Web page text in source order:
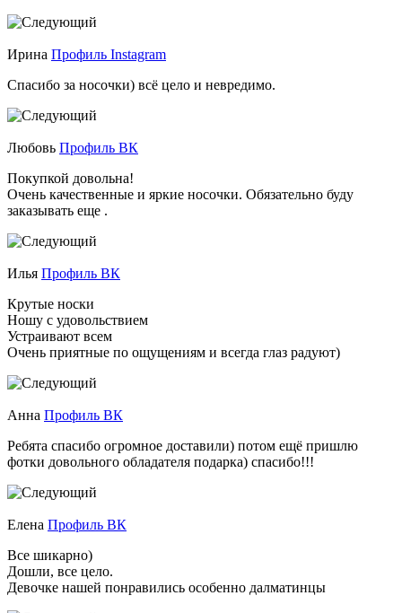
Ирина Профиль Instagram
Спасибо за носочки) всё цело и невредимо.
Любовь Профиль ВК
Покупкой довольна!
Очень качественные и яркие носочки. Обязательно буду
заказывать еще .
Илья Профиль ВК
Крутые носки
Ношу с удовольствием
Устраивают всем
Очень приятные по ощущениям и всегда глаз радуют)
Анна Профиль ВК
Ребята спасибо огромное доставили) потом ещё пришлю
фотки довольного обладателя подарка) спасибо!!!
Елена Профиль ВК
Все шикарно)
Дошли, все цело.
Девочке нашей понравились особенно далматинцы